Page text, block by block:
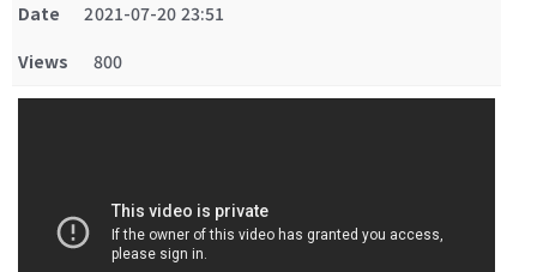
Date
2021-07-20 23:51
Views
800